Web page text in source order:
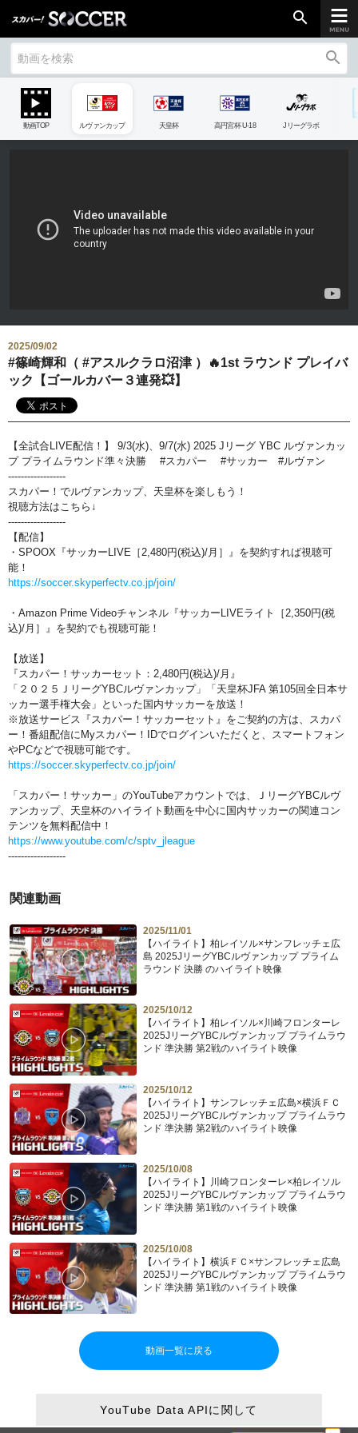
ご加入はこちら
UEFAカンファレンスリーグ
生中継／
おすすめ番組
Jリーグクラブ応援番組
その他サッカーコンテンツ
search
search
動画TOP ルヴァンカップ 天皇杯 高円宮杯 U-18 Jリーグラボ
2025/09/02
#篠崎輝和（ #アスルクラロ沼津 ）🔥1st ラウンド プレイバ
ック【ゴールカバー３連発💥】
【全試合LIVE配信！】 9/3(水)、9/7(水) 2025 Jリーグ YBC ルヴァンカッ
プ プライムラウンド準々決勝 #スカパー #サッカー #ルヴァン
------------------
スカパー！でルヴァンカップ、天皇杯を楽しもう！
視聴方法はこちら↓
------------------
【配信】
・SPOOX『サッカーLIVE［2,480円(税込)/月］』を契約すれば視聴可
能！
https://soccer.skyperfectv.co.jp/join/
・Amazon Prime Videoチャンネル『サッカーLIVEライト［2,350円(税
込)/月］』を契約でも視聴可能！
【放送】
『スカパー！サッカーセット：2,480円(税込)/月』
「２０２５ＪリーグYBCルヴァンカップ」「天皇杯JFA 第105回全日本サ
ッカー選手権大会」といった国内サッカーを放送！
※放送サービス『スカパー！サッカーセット』をご契約の方は、スカパ
ー！番組配信にMyスカパー！IDでログインいただくと、スマートフォン
やPCなどで視聴可能です。
https://soccer.skyperfectv.co.jp/join/
「スカパー！サッカー」のYouTubeアカウントでは、ＪリーグYBCルヴ
ァンカップ、天皇杯のハイライト動画を中心に国内サッカーの関連コン
テンツを無料配信中！
https://www.youtube.com/c/sptv_jleague
------------------
関連動画
2025/11/01
【ハイライト】柏レイソル×サンフレッチェ広
島 2025JリーグYBCルヴァンカップ プライム
ラウンド 決勝 のハイライト映像
2025/10/12
【ハイライト】柏レイソル×川崎フロンターレ
2025JリーグYBCルヴァンカップ プライムラウ
ンド 準決勝 第2戦のハイライト映像
2025/10/12
【ハイライト】サンフレッチェ広島×横浜ＦＣ
2025JリーグYBCルヴァンカップ プライムラウ
ンド 準決勝 第2戦のハイライト映像
2025/10/08
【ハイライト】川崎フロンターレ×柏レイソル
2025JリーグYBCルヴァンカップ プライムラウ
ンド 準決勝 第1戦のハイライト映像
2025/10/08
【ハイライト】横浜ＦＣ×サンフレッチェ広島
2025JリーグYBCルヴァンカップ プライムラウ
ンド 準決勝 第1戦のハイライト映像
動画一覧に戻る
YouTube Data APIに関して